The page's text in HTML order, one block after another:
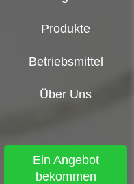
Produkte
Betriebsmittel
Über Uns
Ein Angebot
bekommen